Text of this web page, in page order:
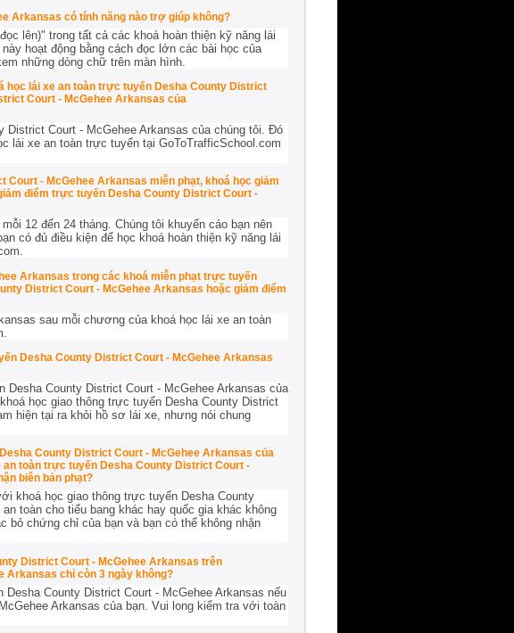
Arkansas có tính năng nào trợ giúp không?
lên)" trong tất cả các khoá hoàn thiện kỹ năng lái
hoạt động bằng cách đọc lớn các bài học của
những dòng chữ trên màn hình.
học lái xe an toàn trực tuyến Desha County District
Court - McGehee Arkansas của
District Court - McGehee Arkansas của chúng tôi. Đó
lái xe an toàn trực tuyến tại GoToTrafficSchool.com
- McGehee Arkansas miễn phạt, khoá học giảm
điểm trực tuyến Desha County District Court -
12 đến 24 tháng. Chúng tôi khuyến cáo bạn nên
có đủ điều kiện để học khoá hoàn thiện kỹ năng lái
Arkansas trong các khoá miễn phạt trực tuyến
District Court - McGehee Arkansas hoặc giảm điểm
sau mỗi chương của khoá học lái xe an toàn
Desha County District Court - McGehee Arkansas
County District Court - McGehee Arkansas của
học giao thông trực tuyến Desha County District
hiện tại ra khỏi hồ sơ lái xe, nhưng nói chung
County District Court - McGehee Arkansas của
an toàn trực tuyến Desha County District Court -
biên bản phạt?
khoá học giao thông trực tuyến Desha County
toàn cho tiểu bang khác hay quốc gia khác không
bỏ chứng chỉ của bạn và bạn có thể không nhận
District Court - McGehee Arkansas trên
Arkansas chỉ còn 3 ngày không?
County District Court - McGehee Arkansas nếu
Arkansas của bạn. Vui long kiểm tra với toàn